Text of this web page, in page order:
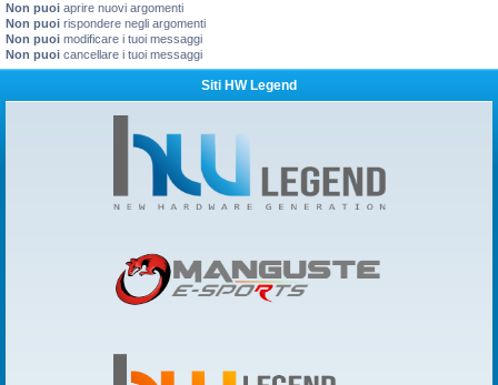
Non puoi aprire nuovi argomenti
Non puoi rispondere negli argomenti
Non puoi modificare i tuoi messaggi
Non puoi cancellare i tuoi messaggi
Siti HW Legend